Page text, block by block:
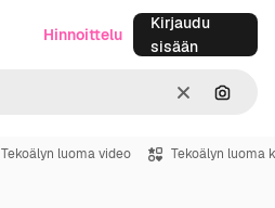
SelkeäHae
Hinnoittelu
Kirjaudu
sisään
Tekoälyn luoma video Tekoälyn luoma